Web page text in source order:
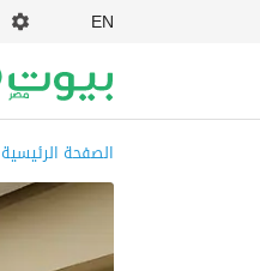
EN
الصفحة الرئيسية